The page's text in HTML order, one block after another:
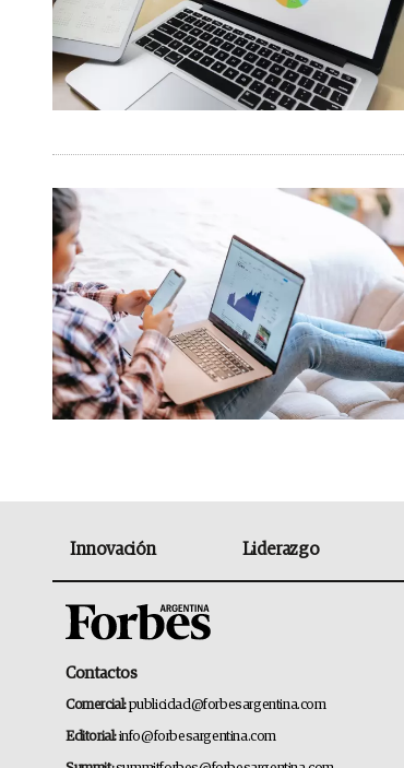
Innovación Liderazgo
Contactos
Comercial:publicidad@forbesargentina.com
Editorial:info@forbesargentina.com